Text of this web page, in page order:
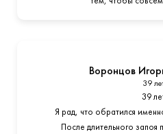
Воронцов
39
39
Я рад, что обратился
После длительного запоя